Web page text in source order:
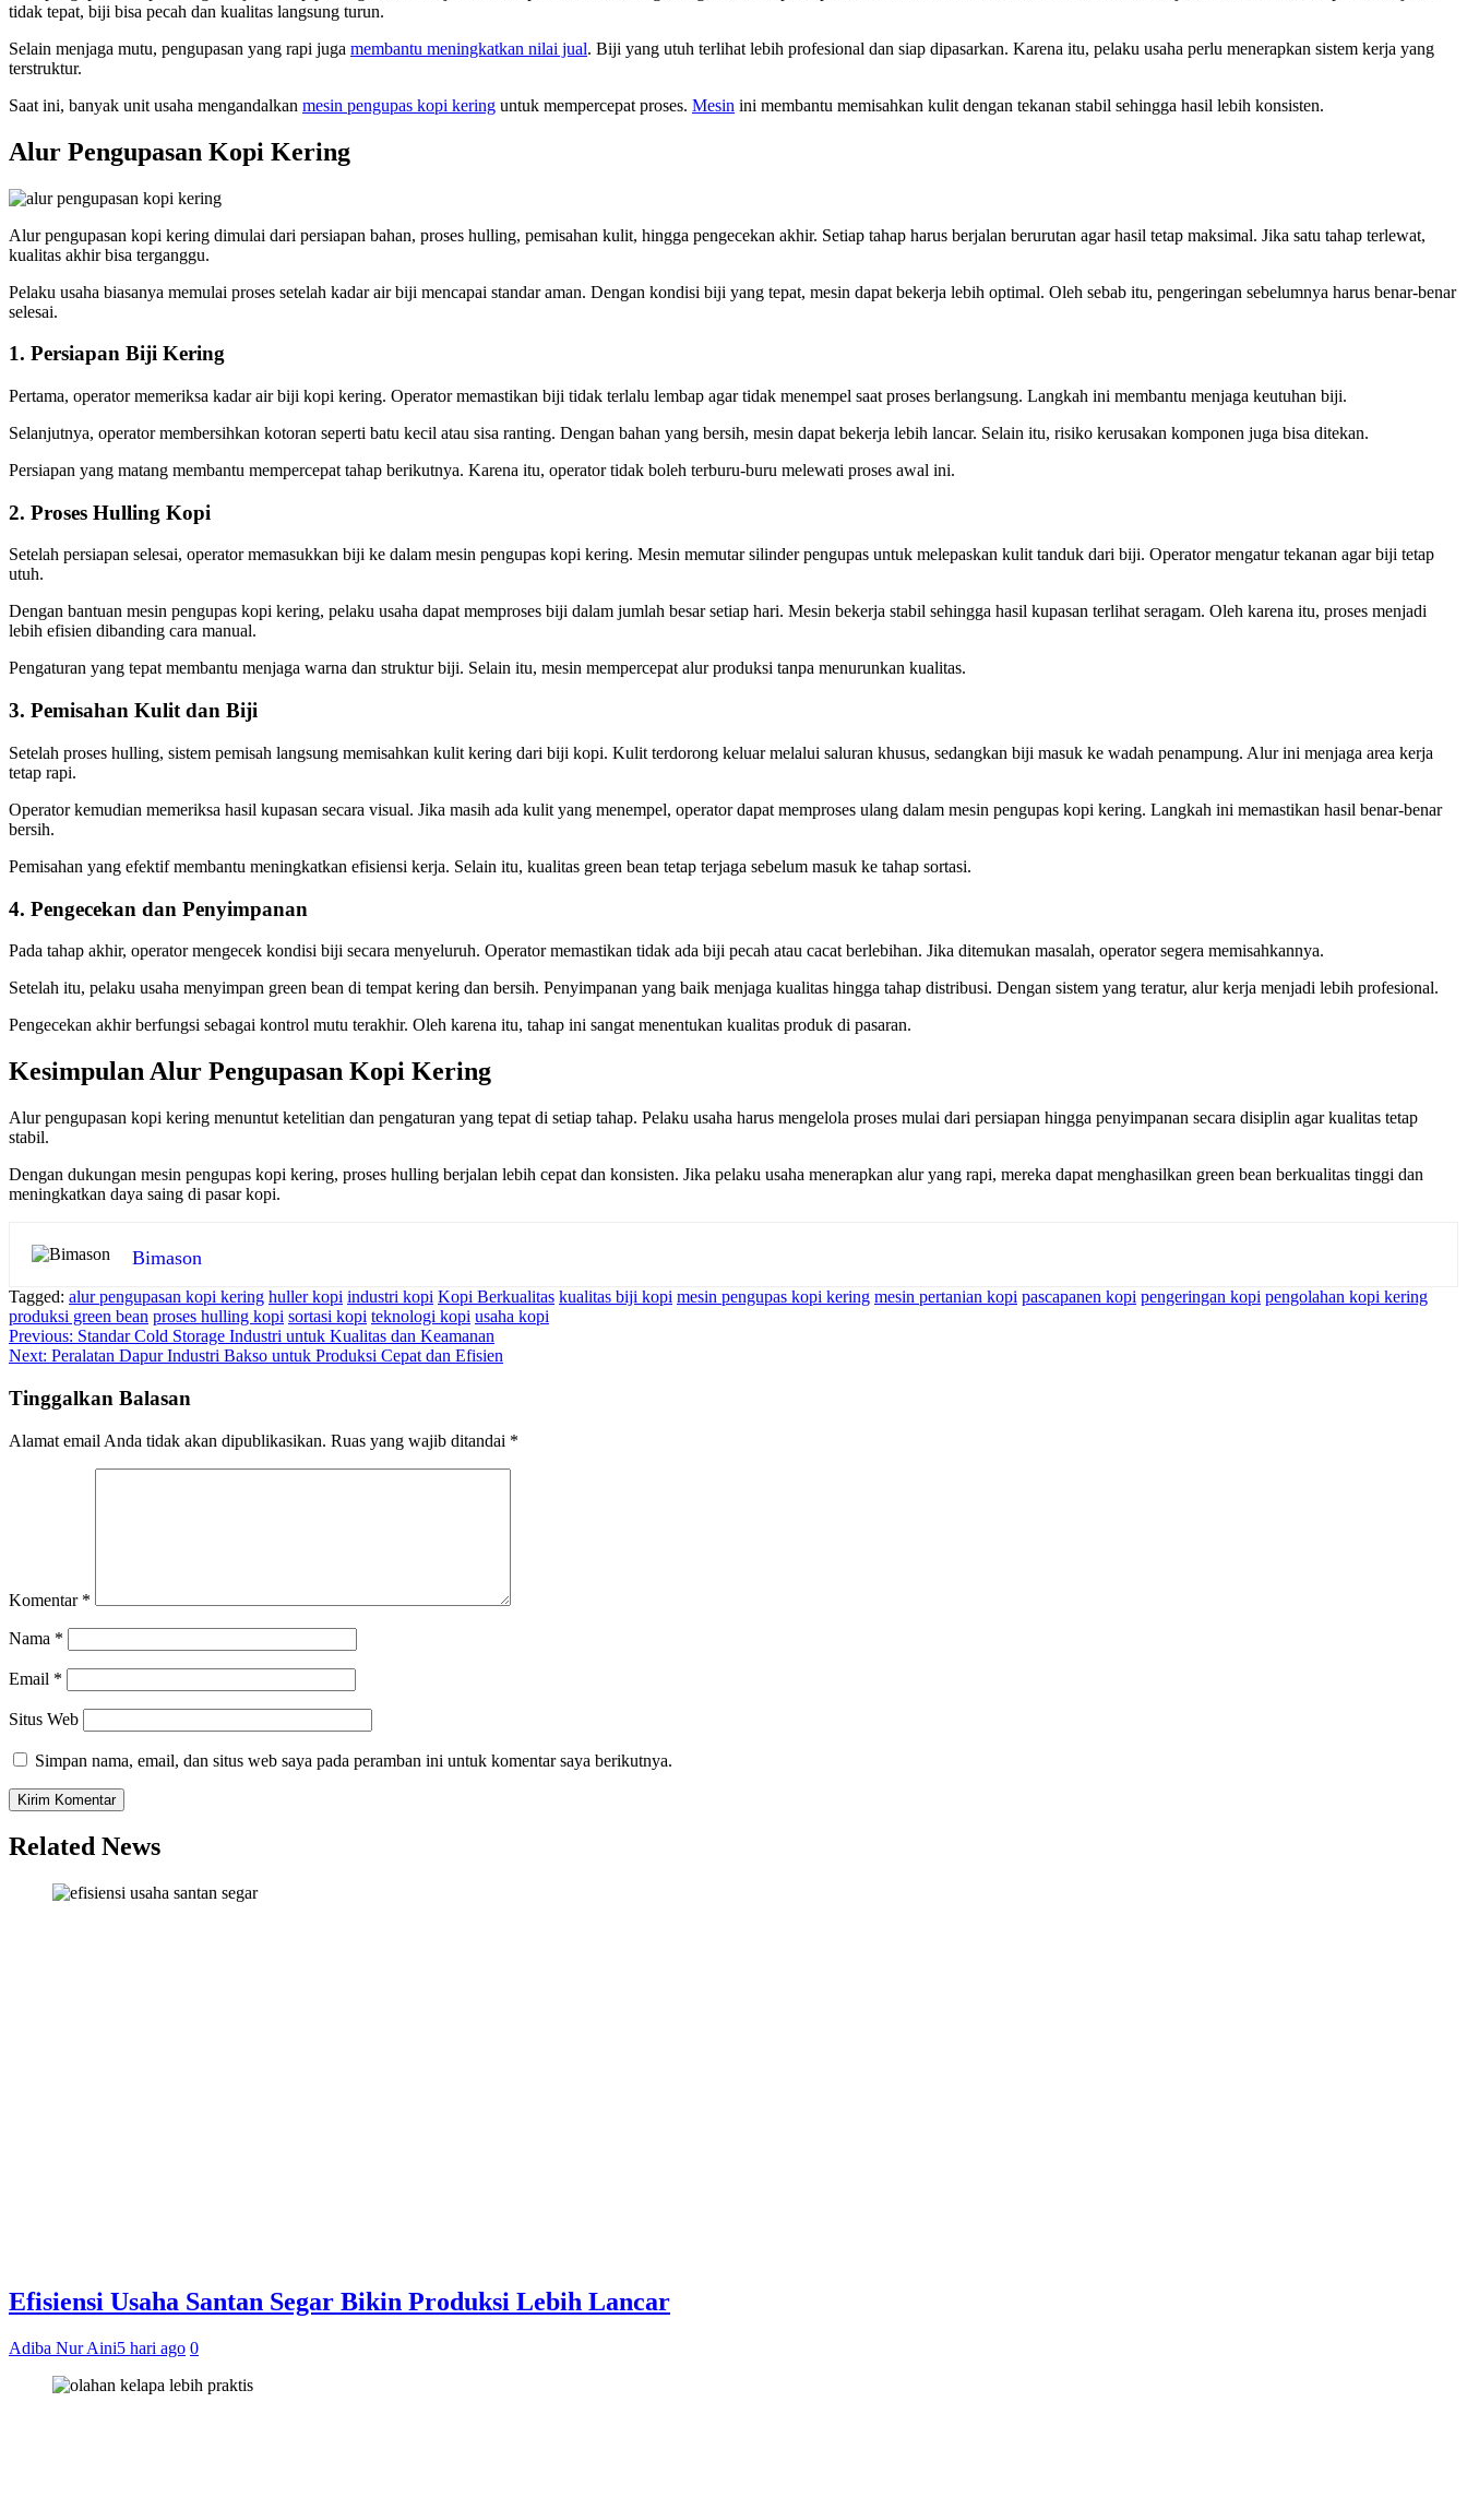
tidak tepat, biji bisa pecah dan kualitas langsung turun.
Selain menjaga mutu, pengupasan yang rapi juga membantu meningkatkan nilai jual. Biji yang utuh terlihat lebih profesional dan siap dipasarkan. Karena itu, pelaku usaha perlu menerapkan sistem kerja yang
terstruktur.
Saat ini, banyak unit usaha mengandalkan mesin pengupas kopi kering untuk mempercepat proses. Mesin ini membantu memisahkan kulit dengan tekanan stabil sehingga hasil lebih konsisten.
Alur Pengupasan Kopi Kering
Alur pengupasan kopi kering dimulai dari persiapan bahan, proses hulling, pemisahan kulit, hingga pengecekan akhir. Setiap tahap harus berjalan berurutan agar hasil tetap maksimal. Jika satu tahap terlewat,
kualitas akhir bisa terganggu.
Pelaku usaha biasanya memulai proses setelah kadar air biji mencapai standar aman. Dengan kondisi biji yang tepat, mesin dapat bekerja lebih optimal. Oleh sebab itu, pengeringan sebelumnya harus benar-benar
selesai.
1. Persiapan Biji Kering
Pertama, operator memeriksa kadar air biji kopi kering. Operator memastikan biji tidak terlalu lembap agar tidak menempel saat proses berlangsung. Langkah ini membantu menjaga keutuhan biji.
Selanjutnya, operator membersihkan kotoran seperti batu kecil atau sisa ranting. Dengan bahan yang bersih, mesin dapat bekerja lebih lancar. Selain itu, risiko kerusakan komponen juga bisa ditekan.
Persiapan yang matang membantu mempercepat tahap berikutnya. Karena itu, operator tidak boleh terburu-buru melewati proses awal ini.
2. Proses Hulling Kopi
Setelah persiapan selesai, operator memasukkan biji ke dalam mesin pengupas kopi kering. Mesin memutar silinder pengupas untuk melepaskan kulit tanduk dari biji. Operator mengatur tekanan agar biji tetap
utuh.
Dengan bantuan mesin pengupas kopi kering, pelaku usaha dapat memproses biji dalam jumlah besar setiap hari. Mesin bekerja stabil sehingga hasil kupasan terlihat seragam. Oleh karena itu, proses menjadi
lebih efisien dibanding cara manual.
Pengaturan yang tepat membantu menjaga warna dan struktur biji. Selain itu, mesin mempercepat alur produksi tanpa menurunkan kualitas.
3. Pemisahan Kulit dan Biji
Setelah proses hulling, sistem pemisah langsung memisahkan kulit kering dari biji kopi. Kulit terdorong keluar melalui saluran khusus, sedangkan biji masuk ke wadah penampung. Alur ini menjaga area kerja
tetap rapi.
Operator kemudian memeriksa hasil kupasan secara visual. Jika masih ada kulit yang menempel, operator dapat memproses ulang dalam mesin pengupas kopi kering. Langkah ini memastikan hasil benar-benar
bersih.
Pemisahan yang efektif membantu meningkatkan efisiensi kerja. Selain itu, kualitas green bean tetap terjaga sebelum masuk ke tahap sortasi.
4. Pengecekan dan Penyimpanan
Pada tahap akhir, operator mengecek kondisi biji secara menyeluruh. Operator memastikan tidak ada biji pecah atau cacat berlebihan. Jika ditemukan masalah, operator segera memisahkannya.
Setelah itu, pelaku usaha menyimpan green bean di tempat kering dan bersih. Penyimpanan yang baik menjaga kualitas hingga tahap distribusi. Dengan sistem yang teratur, alur kerja menjadi lebih profesional.
Pengecekan akhir berfungsi sebagai kontrol mutu terakhir. Oleh karena itu, tahap ini sangat menentukan kualitas produk di pasaran.
Kesimpulan Alur Pengupasan Kopi Kering
Alur pengupasan kopi kering menuntut ketelitian dan pengaturan yang tepat di setiap tahap. Pelaku usaha harus mengelola proses mulai dari persiapan hingga penyimpanan secara disiplin agar kualitas tetap
stabil.
Dengan dukungan mesin pengupas kopi kering, proses hulling berjalan lebih cepat dan konsisten. Jika pelaku usaha menerapkan alur yang rapi, mereka dapat menghasilkan green bean berkualitas tinggi dan
meningkatkan daya saing di pasar kopi.
Bimason
Tagged: alur pengupasan kopi kering huller kopi industri kopi Kopi Berkualitas kualitas biji kopi mesin pengupas kopi kering mesin pertanian kopi pascapanen kopi pengeringan kopi pengolahan kopi kering
produksi green bean proses hulling kopi sortasi kopi teknologi kopi usaha kopi
Navigasi
pos
Previous: Standar Cold Storage Industri untuk Kualitas dan Keamanan
Next: Peralatan Dapur Industri Bakso untuk Produksi Cepat dan Efisien
Tinggalkan Balasan
Alamat email Anda tidak akan dipublikasikan. Ruas yang wajib ditandai *
Komentar *
Nama *
Email *
Situs Web
Simpan nama, email, dan situs web saya pada peramban ini untuk komentar saya berikutnya.
Related News
Efisiensi Usaha Santan Segar Bikin Produksi Lebih Lancar
Adiba Nur Aini5 hari ago 0